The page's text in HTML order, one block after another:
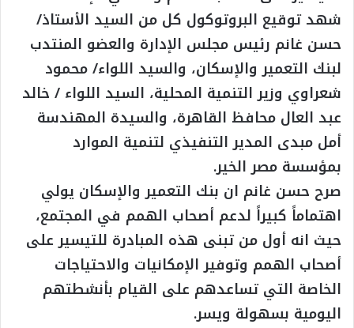
شهد توقيع البروتوكول كل من السيد الأستاذ/
حسن غانم رئيس مجلس الإدارة والعضو المنتدب
لبنك التعمير والإسكان، والسيد اللواء/ محمود
شعراوي وزير التنمية المحلية، السيد اللواء / خالد
عبد العال محافظ القاهرة، والسيدة المهندسة
أمل مبدى المدير التنفيذي لتنمية الموارد
بمؤسسة مصر الخير.
صرح حسن غانم ان بنك التعمير والإسكان يولي
اهتماماً كبيراً لدعم أصحاب الهمم في المجتمع،
حيث انه أول من تبنى هذه المبادرة للتيسير على
أصحاب الهمم وتوفير الإمكانيات والاحتياجات
الخاصة التي تساعدهم على القيام بأنشطتهم
اليومية بسهولة ويسر.